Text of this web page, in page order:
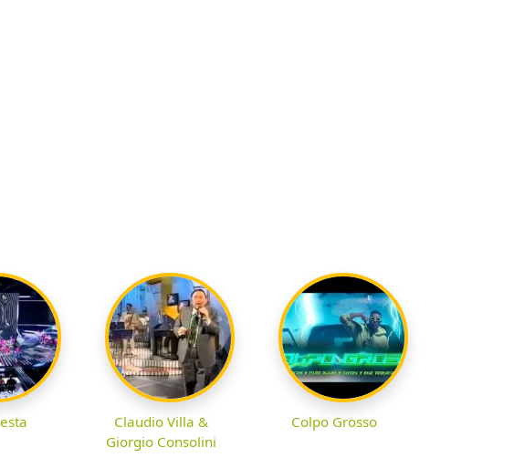
Claudio Villa &
Giorgio Consolini
Colpo Grosso